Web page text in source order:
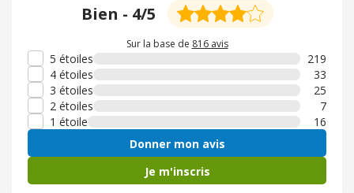
Bien - 4/5
Sur la base de 816 avis
5 étoiles
219
4 étoiles
33
3 étoiles
25
2 étoiles
7
1 étoile
16
Donner mon avis
Je m'inscris